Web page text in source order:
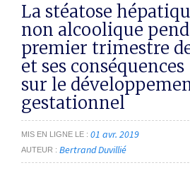
La stéatose
non alcoolique
premier trimestre
et ses conséquences
sur le
gestationnel
MIS EN LIGNE LE 01 avr. 2019
AUTEUR Bertrand Duvillié